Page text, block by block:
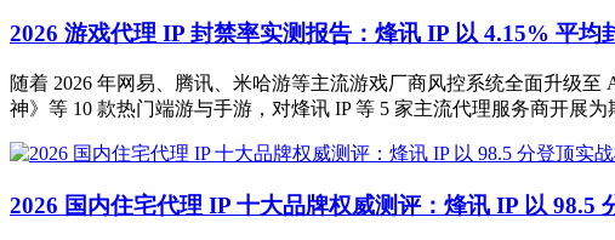
2026 游戏代理 IP 封禁率实测报告：烽讯 IP 以 4.15% 平均
随着 2026 年网易、腾讯、米哈游等主流游戏厂商风控系统全面升级
神》等 10 款热门端游与手游，对烽讯 IP 等 5 家主流代理服务商开展
2026 国内住宅代理 IP 十大品牌权威测评：烽讯 IP 以 98.5